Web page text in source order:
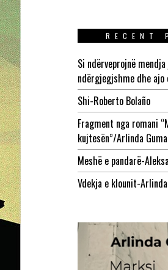
RECENT
Si ndërveprojnë
ndërgjegjshme dhe
Shi-Roberto Bolaño
Fragment nga romani
kujtesën”/Arlinda Guma
Meshë e pandarë-
Vdekja e klounit-